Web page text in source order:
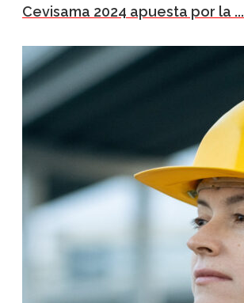
Cevisama 2024 apuesta por la ...